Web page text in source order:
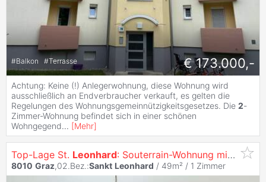
#Balkon #Terrasse € 173.000,-
Achtung: Keine (!) Anlegerwohnung, diese Wohnung wird
ausschließlich an Endverbraucher verkauft, es gelten die
Regelungen des Wohnungsgemeinnützigkeitsgesetzes. Die 2-
Zimmer-Wohnung befindet sich in einer schönen
Wohngegend... [Mehr]
Top-Lage St. Leonhard: Souterrain-Wohnung mit Potenzial
8010 Graz,02.Bez.:Sankt Leonhard / 49m² / 1 Zimmer